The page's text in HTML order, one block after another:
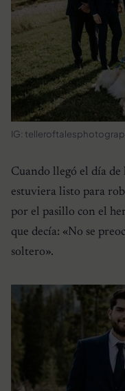
IG:
Cuando llegó el día de
estuviera listo para
por el pasillo con el
que decía: «No se
soltero».